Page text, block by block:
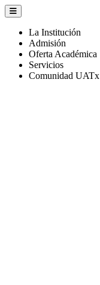
La Institución
Admisión
Oferta Académica
Servicios
Comunidad UATx